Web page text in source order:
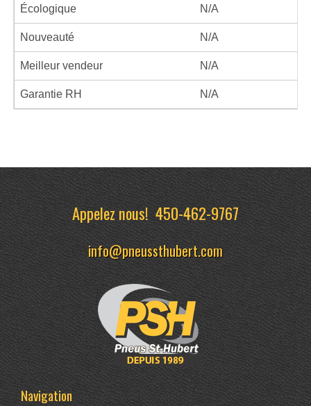
Écologique N/A
Nouveauté N/A
Meilleur vendeur N/A
Garantie RH N/A
Appelez nous!450-462-9767
info@pneussthubert.com
Navigation